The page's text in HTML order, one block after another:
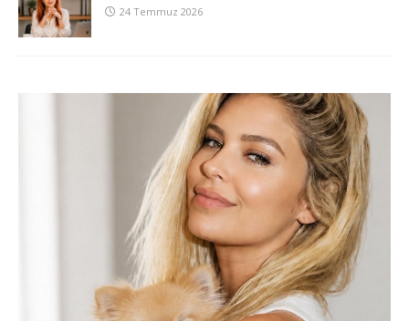
24 Temmuz 2026